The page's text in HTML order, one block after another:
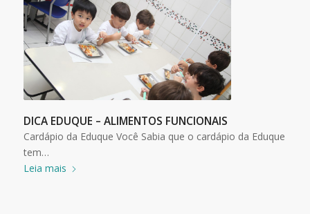
DICA EDUQUE – ALIMENTOS FUNCIONAIS
Cardápio da Eduque Você Sabia que o cardápio da Eduque
tem…
Leia mais